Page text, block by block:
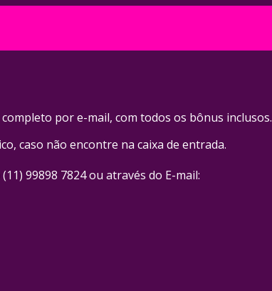
por e-mail, com todos os bônus inclusos.
caso não encontre na caixa de entrada.
99898 7824 ou através do E-mail: